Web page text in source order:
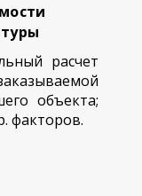
расчет
объекта;
факторов.